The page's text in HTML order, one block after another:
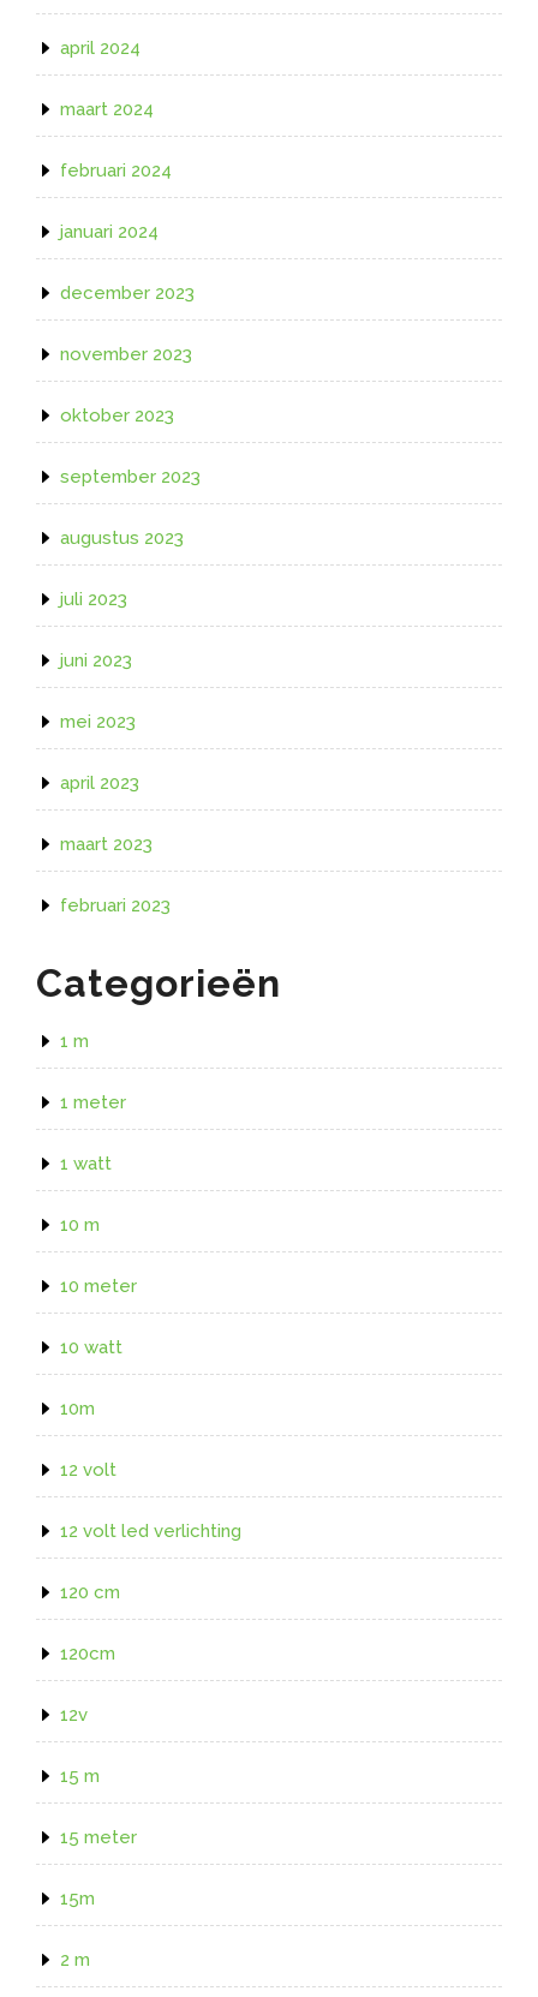
april 2024
maart 2024
februari 2024
januari 2024
december 2023
november 2023
oktober 2023
september 2023
augustus 2023
juli 2023
juni 2023
mei 2023
april 2023
maart 2023
februari 2023
Categorieën
1 m
1 meter
1 watt
10 m
10 meter
10 watt
10m
12 volt
12 volt led verlichting
120 cm
120cm
12v
15 m
15 meter
15m
2 m